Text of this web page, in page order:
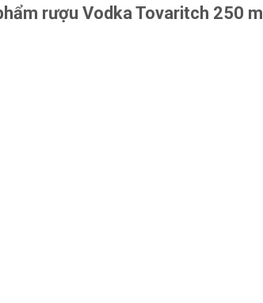
rượu Vodka Tovaritch 250 ml